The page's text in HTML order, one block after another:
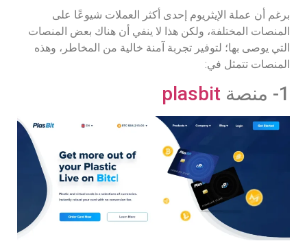
برغم أن عملة الإيثريوم إحدى أكثر العملات شيوعًا على
المنصات المختلفة، ولكن هذا لا ينفي أن هناك بعض المنصات
التي يوصى بها؛ لتوفير تجربة آمنة خالية من المخاطر، وهذه
المنصات تتمثل في:
1- منصة plasbit